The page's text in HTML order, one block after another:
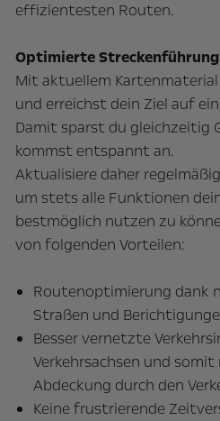
effizientesten Routen.
Optimierte Streckenführung
Mit aktuellem
und erreichst dein Ziel auf
Damit sparst du gleichzeitig
kommst entspannt an.
Aktualisiere daher
um stets alle Funktionen
bestmöglich nutzen zu
von folgenden Vorteilen:
Routenoptimierung dank
Straßen und
Besser vernetzte
Verkehrsachsen und somit
Abdeckung durch den
Keine frustrierende